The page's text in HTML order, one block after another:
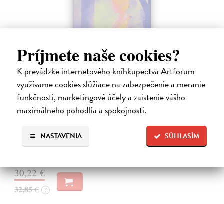
Príjmete naše cookies?
K prevádzke internetového kníhkupectva Artforum
využívame cookies slúžiace na zabezpečenie a meranie
funkčnosti, marketingové účely a zaistenie vášho
maximálneho pohodlia a spokojnosti.
SÚHLASÍM
NASTAVENIA
Město a jeho nejisté zdi
Murakami Haruki| Kniha
Ty jsi to byla, kdo mi vyprávěl o tom městě. Město a jeho nejisté zdi –
autorovu starší novelu z roku 1980 a tematicky se prolíná s jeho
kultovním…
30,22 €
32,85 € ?